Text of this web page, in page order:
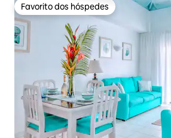
Favorito dos hóspedes
Favorito dos hóspedes